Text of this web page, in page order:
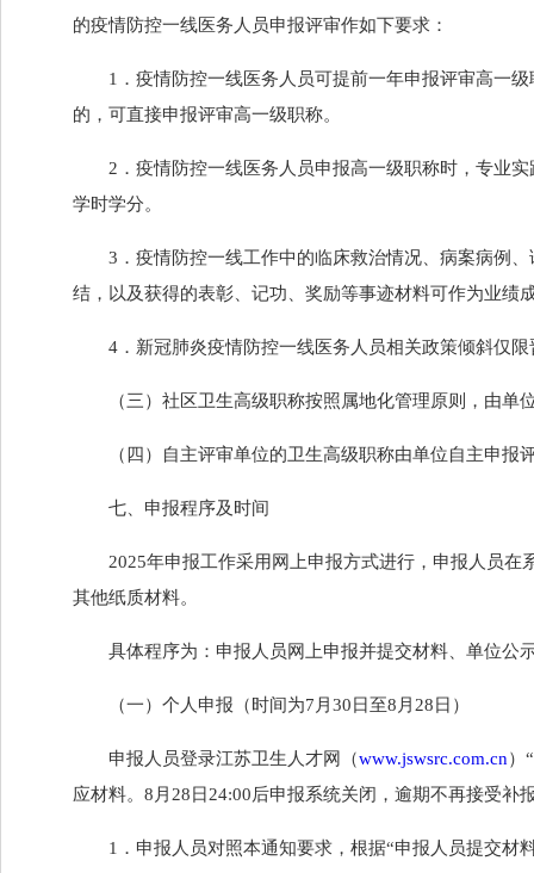
的疫情防控一线医务人员申报评审作如下要求：
1．疫情防控一线医务人员可提前一年申报评审高一
的，可直接申报评审高一级职称。
2．疫情防控一线医务人员申报高一级职称时，专业
学时学分。
3．疫情防控一线工作中的临床救治情况、病案病例
结，以及获得的表彰、记功、奖励等事迹材料可作为业绩
4．新冠肺炎疫情防控一线医务人员相关政策倾斜仅
（三）社区卫生高级职称按照属地化管理原则，由单
（四）自主评审单位的卫生高级职称由单位自主申报
七、申报程序及时间
2025年申报工作采用网上申报方式进行，申报人员
其他纸质材料。
具体程序为：申报人员网上申报并提交材料、单位公
（一）个人申报（时间为7月30日至8月28日）
申报人员登录江苏卫生人才网（www.jswsrc.com.cn）
应材料。8月28日24:00后申报系统关闭，逾期不再接受补
1．申报人员对照本通知要求，根据“申报人员提交材